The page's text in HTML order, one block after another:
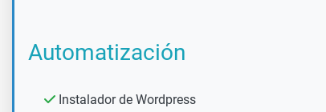
Automatización
Instalador de Wordpress